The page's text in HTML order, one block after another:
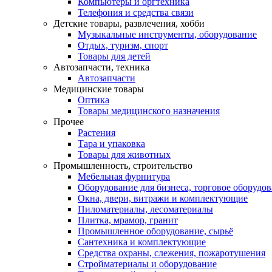
Телефония и средства связи
Детские товары, развлечения, хобби
Музыкальные инструменты, оборудование
Отдых, туризм, спорт
Товары для детей
Автозапчасти, техника
Автозапчасти
Медицинские товары
Оптика
Товары медицинского назначения
Прочее
Растения
Тара и упаковка
Товары для животных
Промышленность, строительство
Мебельная фурнитура
Оборудование для бизнеса, торговое
Окна, двери, витражи и комплектующие
Пиломатериалы, лесоматериалы
Плитка, мрамор, гранит
Промышленное оборудование, сырьё
Сантехника и комплектующие
Средства охраны, слежения, пожаротушения
Стройматериалы и оборудование